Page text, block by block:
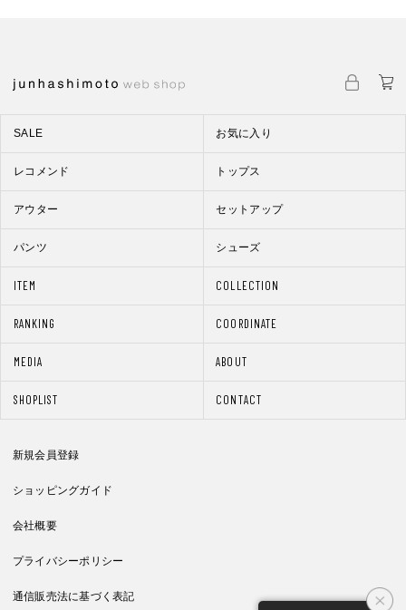
ITEM COLLECTION
RANKING COORDINATE
MEDIA ABOUT
SHOPLIST CONTACT
SALE お気に入り
レコメンド トップス
アウター セットアップ
パンツ シューズ
新規会員登録
ショッピングガイド
会社概要
プライバシーポリシー
通信販売法に基づく表記